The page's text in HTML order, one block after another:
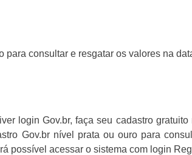
para consultar e resgatar os valores na
login Gov.br, faça seu cadastro
Gov.br nível prata ou ouro para
possível acessar o sistema com login